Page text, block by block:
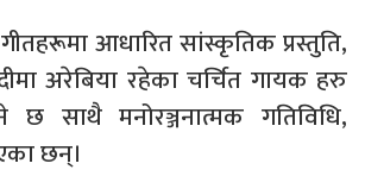
आधारित सांस्कृतिक प्रस्तुति,
अरेबिया रहेका चर्चित गायक हरु
छ साथै मनोरञ्जनात्मक गतिविधि,
छन्।